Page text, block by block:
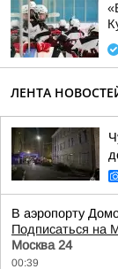
ЛЕНТА
В аэропорту
Подписаться на
Москва 24
00:39